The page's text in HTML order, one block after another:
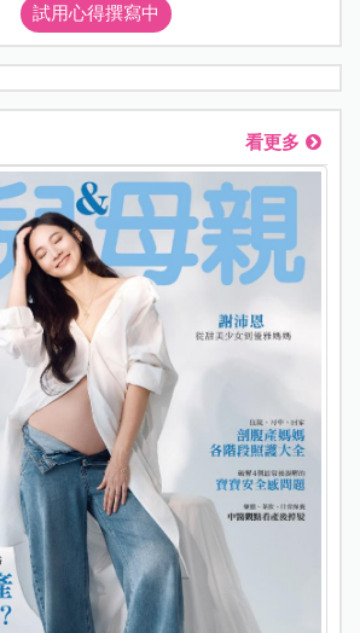
試用心得撰寫中
看更多